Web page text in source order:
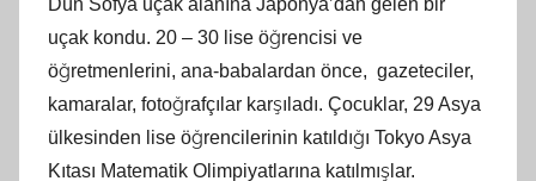
Dün Sofya uçak alanına Japonya’dan gelen bir
uçak kondu. 20 – 30 lise öğrencisi ve
öğretmenlerini, ana-babalardan önce, gazeteciler,
kamaralar, fotoğrafçılar karşıladı. Çocuklar, 29 Asya
ülkesinden lise öğrencilerinin katıldığı Tokyo Asya
Kıtası Matematik Olimpiyatlarına katılmışlar.